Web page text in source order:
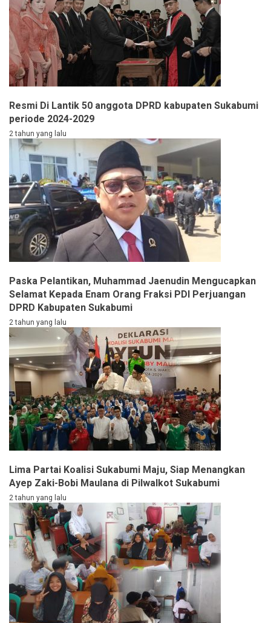
Resmi Di Lantik 50 anggota DPRD kabupaten Sukabumi
periode 2024-2029
2 tahun yang lalu
Paska Pelantikan, Muhammad Jaenudin Mengucapkan
Selamat Kepada Enam Orang Fraksi PDI Perjuangan
DPRD Kabupaten Sukabumi
2 tahun yang lalu
Lima Partai Koalisi Sukabumi Maju, Siap Menangkan
Ayep Zaki-Bobi Maulana di Pilwalkot Sukabumi
2 tahun yang lalu